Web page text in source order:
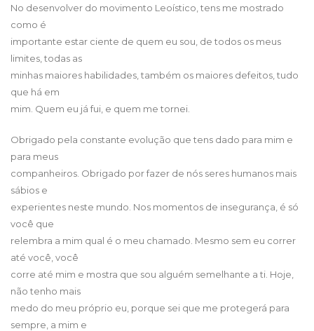
No desenvolver do movimento Leoístico, tens me mostrado
como é
importante estar ciente de quem eu sou, de todos os meus
limites, todas as
minhas maiores habilidades, também os maiores defeitos, tudo
que há em
mim. Quem eu já fui, e quem me tornei.
Obrigado pela constante evolução que tens dado para mim e
para meus
companheiros. Obrigado por fazer de nós seres humanos mais
sábios e
experientes neste mundo. Nos momentos de insegurança, é só
você que
relembra a mim qual é o meu chamado. Mesmo sem eu correr
até você, você
corre até mim e mostra que sou alguém semelhante a ti. Hoje,
não tenho mais
medo do meu próprio eu, porque sei que me protegerá para
sempre, a mim e